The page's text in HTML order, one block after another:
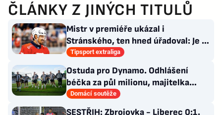
ČLÁNKY Z JINÝCH TITULŮ
Mistr v premiéře ukázal i
Stránského, ten hned úřadoval: Je to
pro mě úplně nové…
Tipsport extraliga
Ostuda pro Dynamo. Odhlášení
béčka za půl milionu, majitelka
odmítla nabídku kraje
Domácí soutěže
SESTŘIH: Zbrojovka - Liberec 0:1.